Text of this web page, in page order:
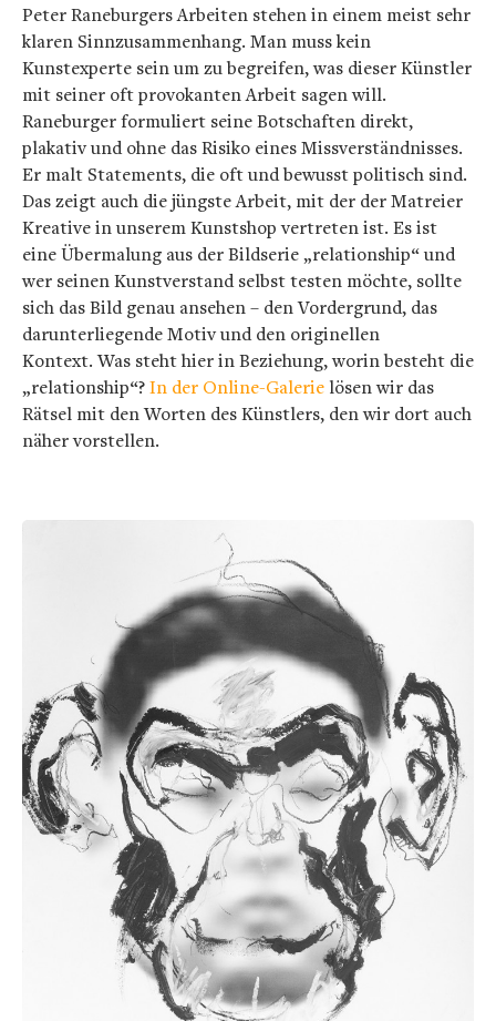
Peter Raneburgers Arbeiten stehen in einem meist sehr
klaren Sinnzusammenhang. Man muss kein
Kunstexperte sein um zu begreifen, was dieser Künstler
mit seiner oft provokanten Arbeit sagen will.
Raneburger formuliert seine Botschaften direkt,
plakativ und ohne das Risiko eines Missverständnisses.
Er malt Statements, die oft und bewusst politisch sind.
Das zeigt auch die jüngste Arbeit, mit der der Matreier
Kreative in unserem Kunstshop vertreten ist. Es ist
eine Übermalung aus der Bildserie „relationship“ und
wer seinen Kunstverstand selbst testen möchte, sollte
sich das Bild genau ansehen – den Vordergrund, das
darunterliegende Motiv und den originellen
Kontext. Was steht hier in Beziehung, worin besteht die
„relationship“?In der Online-Galerielösen wir das
Rätsel mit den Worten des Künstlers, den wir dort auch
näher vorstellen.